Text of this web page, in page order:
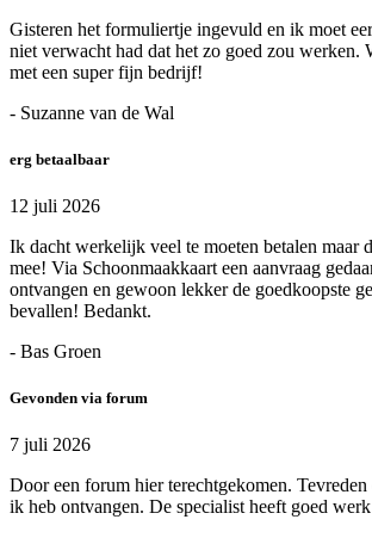
Gisteren het formuliertje ingevuld en ik moet
niet verwacht had dat het zo goed zou werken.
met een super fijn bedrijf!
- Suzanne van de Wal
erg betaalbaar
12 juli 2026
Ik dacht werkelijk veel te moeten betalen maar
mee! Via Schoonmaakkaart een aanvraag
ontvangen en gewoon lekker de goedkoopste
bevallen! Bedankt.
- Bas Groen
Gevonden via forum
7 juli 2026
Door een forum hier terechtgekomen.
ik heb ontvangen. De specialist heeft goed